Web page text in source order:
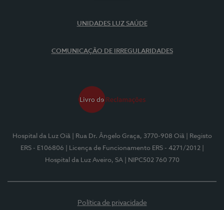
UNIDADES LUZ SAÚDE
COMUNICAÇÃO DE IRREGULARIDADES
Hospital da Luz Oiã | Rua Dr. Ângelo Graça, 3770-908 Oiã
| Registo
ERS - E106806
| Licença de Funcionamento ERS - 4271/2012
Hospital da Luz Aveiro, SA
| NIPC502 760 770
Política de privacidade